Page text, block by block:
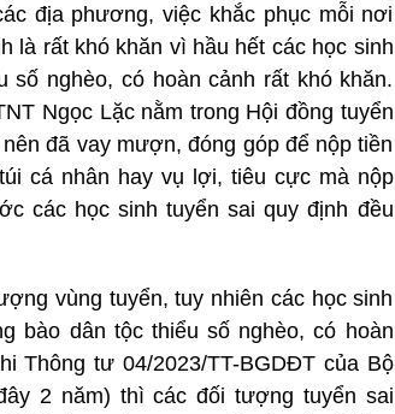
địa phương, việc khắc phục mỗi nơi
là rất khó khăn vì hầu hết các học sinh
nghèo, có hoàn cảnh rất khó khăn.
Ngọc Lặc nằm trong Hội đồng tuyển
đã vay mượn, đóng góp để nộp tiền
cá nhân hay vụ lợi, tiêu cực mà nộp
các học sinh tuyển sai quy định đều
vùng tuyển, tuy nhiên các học sinh
bào dân tộc thiểu số nghèo, có hoàn
Thông tư 04/2023/TT-BGDĐT của Bộ
2 năm) thì các đối tượng tuyển sai